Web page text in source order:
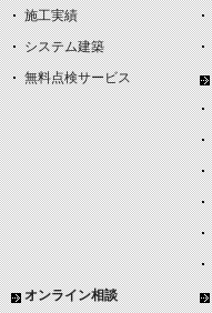
施工実績
システム建築
無料点検サービス
オンライン相談